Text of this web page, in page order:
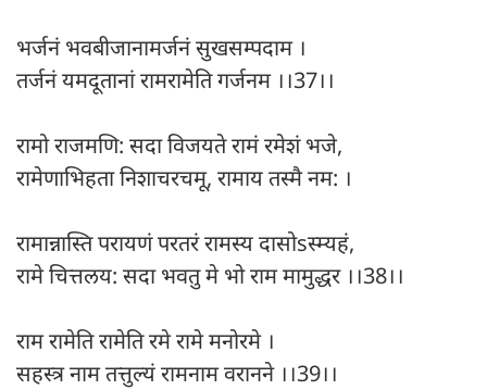
भर्जनं भवबीजानामर्जनं सुखसम्पदाम ।
तर्जनं यमदूतानां रामरामेति गर्जनम ।।37।।
रामो राजमणि: सदा विजयते रामं रमेशं भजे,
रामेणाभिहता निशाचरचमू, रामाय तस्मै नम: ।
रामान्नास्ति परायणं परतरं रामस्य दासोsस्म्यहं,
रामे चित्तलय: सदा भवतु मे भो राम मामुद्धर ।।38।।
राम रामेति रामेति रमे रामे मनोरमे ।
सहस्त्र नाम तत्तुल्यं रामनाम वरानने ।।39।।